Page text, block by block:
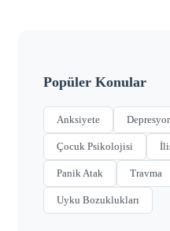
Popüler Konular
Anksiyete
Çocuk Psikolojisi
Panik Atak Travma
Uyku Bozuklukları